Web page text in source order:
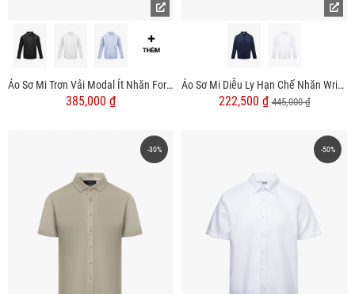
Áo Sơ Mi Trơn Vải Modal Ít Nhăn Form Slimfit SM079
385,000 ₫
Áo Sơ Mi Diễu Ly Hạn Chế Nhăn Wrinkle X Thêu Peakhour Form Slimfit SM182
222,500 ₫445,000 ₫
-30% -50%